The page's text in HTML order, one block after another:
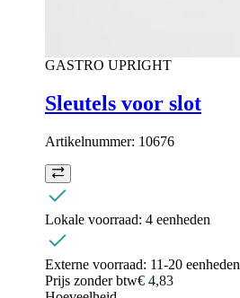
GASTRO UPRIGHT
Sleutels voor slot
Artikelnummer: 10676
Lokale voorraad: 4 eenheden
Externe voorraad: 11-20 eenheden
Prijs zonder btw€ 4,83